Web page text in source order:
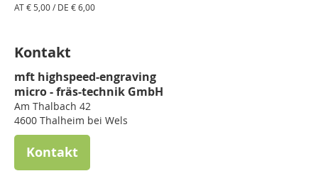
AT € 5,00 / DE € 6,00
Kontakt
mft highspeed-engraving
micro - fräs-technik GmbH
Am Thalbach 42
4600 Thalheim bei Wels
Kontakt